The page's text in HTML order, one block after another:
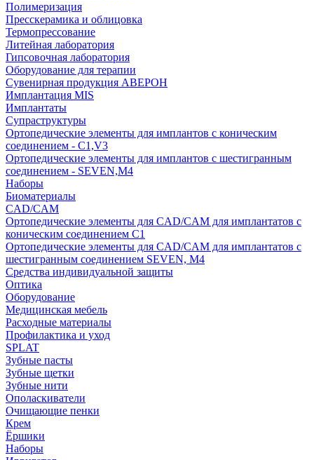
Полимеризация
Пресскерамика и облицовка
Термопрессование
Литейная лаборатория
Гипсовочная лаборатория
Оборудование для терапии
Сувенирная продукция АВЕРОН
Имплантация MIS
Имплантаты
Супраструктуры
Ортопедические элементы для имплантов с коническим
соединением - C1,V3
Ортопедические элементы для имплантов с шестигранным
соединением - SEVEN,M4
Наборы
Биоматериалы
CAD/CAM
Ортопедические элементы для CAD/CAM для имплантатов с
коническим соединением С1
Ортопедические элементы для CAD/CAM для имплантатов с
шестигранным соединением SEVEN, М4
Средства индивидуальной защиты
Оптика
Оборудование
Медицинская мебель
Расходные материалы
Профилактика и уход
SPLAT
Зубные пасты
Зубные щетки
Зубные нити
Ополаскиватели
Очищающие пенки
Крем
Ёршики
Наборы